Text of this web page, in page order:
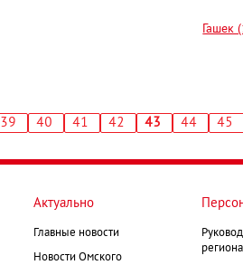
Гашек
Страница
39 Страница
40 Страница
41 Страница
42
Текущая
43 Страница
44 45
Актуально
Главные новости
Новости Омского